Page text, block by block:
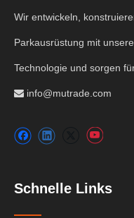
Wir entwickeln,
Parkausrüstung mit
Technologie und sorgen
 info@mutrade.com
Schnelle Links